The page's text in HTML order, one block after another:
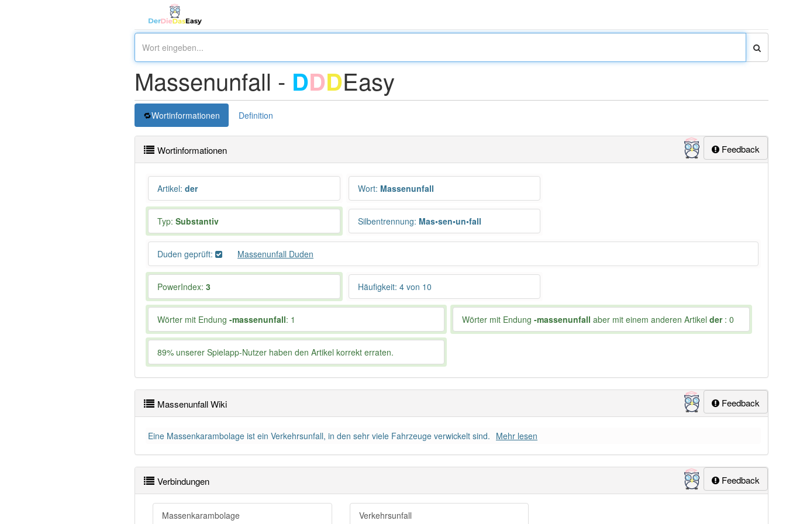
Massenunfall - DDDEasy
Wortinformationen Definition
Feedback
Wortinformationen
Artikel: der Wort: Massenunfall
Typ: Substantiv Silbentrennung: Mas•sen•un•fall
Duden geprüft: Massenunfall Duden
PowerIndex: 3 Häufigkeit: 4 von 10
Wörter mit Endung -massenunfall: 1 Wörter mit Endung-massenunfall aber mit einem anderen Artikelder: 0
89% unserer Spielapp-Nutzer haben den Artikel korrekt erraten.
Feedback
Massenunfall Wiki
Eine Massenkarambolage ist ein Verkehrsunfall, in den sehr viele Fahrzeuge verwickelt sind. Mehr lesen
Feedback
Verbindungen
Massenkarambolage Verkehrsunfall